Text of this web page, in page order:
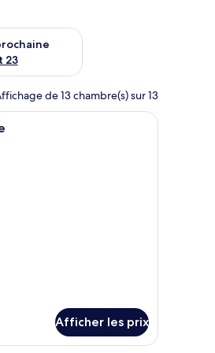
23
la fin de semaine prochaine août
de 13 chambre(s) sur 13
et une salle de bain visible à travers une
Une chambre d’hôtel avec un lit, du linge
Afficher les prix